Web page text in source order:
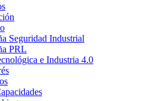
Seguridad Industrial
PRL
e Industria 4.0